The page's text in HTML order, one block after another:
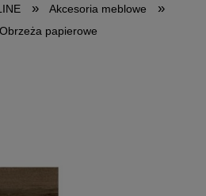
» Akcesoria meblowe »
Obrzeża papierowe